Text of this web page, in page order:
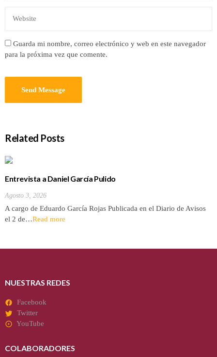
Guarda mi nombre, correo electrónico y web en este navegador
para la próxima vez que comente.
Related Posts
Entrevista a Daniel García Pulido
Agosto 3, 2026
A cargo de Eduardo García Rojas Publicada en el Diario de Avisos
el 2 de…Read more
NUESTRAS REDES
Facebook
Twitter
YouTube
COLABORADORES